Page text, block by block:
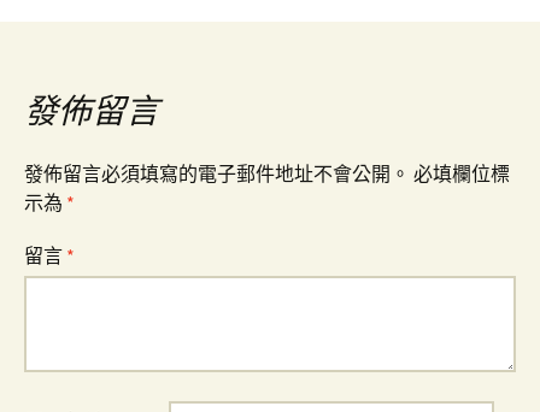
導
覽發佈留言
發佈留言必須填寫的電子郵件地址不會公開。 必填欄位標
示為 *
留言 *